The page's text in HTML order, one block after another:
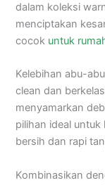
dalam koleksi
menciptakan
cocok untuk
Kelebihan abu-
clean dan
menyamarkan
pilihan ideal
bersih dan rapi
Kombinasikan